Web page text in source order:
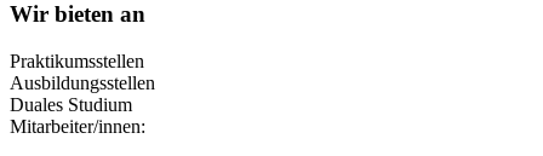
Wir bieten an
Praktikumsstellen
Ausbildungsstellen
Duales Studium
Mitarbeiter/innen: